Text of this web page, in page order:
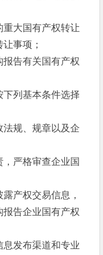
大国有产权转让
事项；
告有关国有产权
列基本条件选择
规、规章以及企
严格审查企业国
产权交易信息，
告企业国有产权
发布渠道和专业